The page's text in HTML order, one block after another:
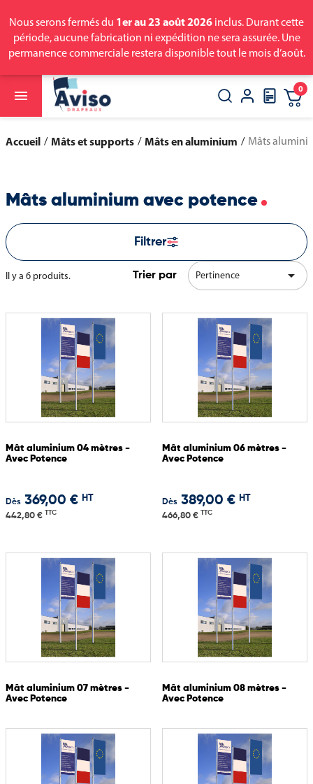
Nous serons fermés du 1er au 23 août 2026 inclus. Durant cette
période, aucune fabrication ni expédition ne sera assurée. Une
permanence commerciale restera disponible tout le mois d’août.
 0
search
Accueil Mâts et supports Mâts en aluminium Mâts
Mâts aluminium avec potence
Filtrer
Il y a 6 produits. Trier par Pertinence 
Mât aluminium 04 mètres -
Avec Potence
Dès 369,00 € HT
442,80 € TTC
Mât aluminium 06 mètres -
Avec Potence
Dès 389,00 € HT
466,80 € TTC
Mât aluminium 07 mètres -
Avec Potence
Mât aluminium 08 mètres -
Avec Potence